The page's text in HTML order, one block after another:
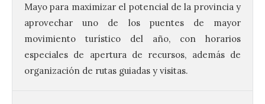
Mayo para maximizar el potencial de la provincia y
aprovechar uno de los puentes de mayor
movimiento turístico del año, con horarios
especiales de apertura de recursos, además de
organización de rutas guiadas y visitas.
Tendrá lugar el 9 de
agosto en los aledaños del
monasterio cisterciense
de Santa María la Real de
Gradefes. Una cita
imprescindible para disfrutar de los
mejores dulces conventuales, tradición,
cultura y un ambiente único. El